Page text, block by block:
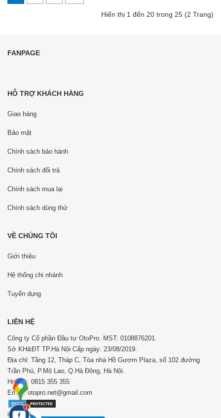
Hiển thị 1 đến 20 trong 25 (2 Trang)
FANPAGE
HỖ TRỢ KHÁCH HÀNG
Giao hàng
Bảo mật
Chính sách bảo hành
Chính sách đổi trả
Chính sách mua lại
Chính sách dùng thử
VỀ CHÚNG TÔI
Giới thiệu
Hệ thống chi nhánh
Tuyển dụng
LIÊN HỆ
Công ty Cổ phần Đầu tư OtoPro. MST: 0108876201.
Sở KH&ĐT TP.Hà Nội Cấp ngày: 23/08/2019.
Địa chỉ: Tầng 12, Tháp C, Tòa nhà Hồ Gươm Plaza, số 102 đường
Trần Phú, P.Mộ Lao, Q.Hà Đông, Hà Nội.
Hotline: 0815 355 355
Email: otopro.net@gmail.com